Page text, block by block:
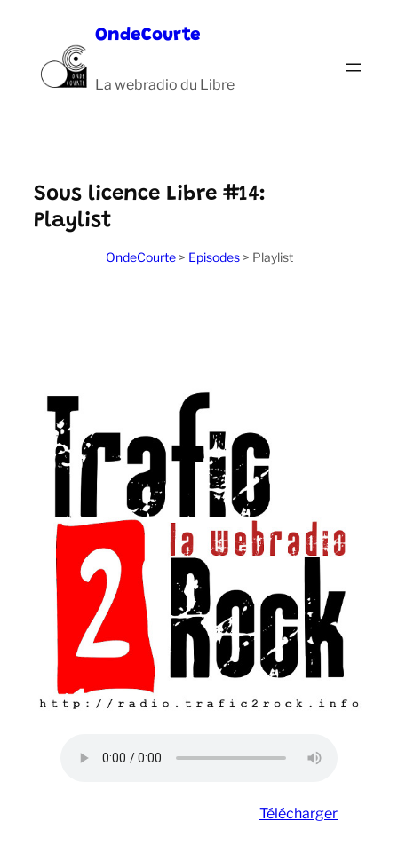
contenu
OndeCourte
La webradio du Libre
Sous licence Libre #14:
Playlist
OndeCourte> Episodes> Playlist
Télécharger